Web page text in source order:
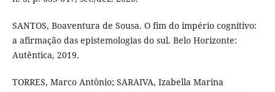
SANTOS, Boaventura de Sousa. O fim do império cognitivo:
a afirmação das epistemologias do sul. Belo Horizonte:
Autêntica, 2019.
TORRES, Marco Antônio; SARAIVA, Izabella Marina